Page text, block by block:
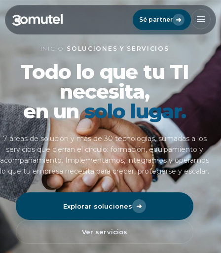
Sé partner ➜
INICIO SOLUCIONES Y SERVICIOS
Todo lo que tu TI
necesita,
en unsolo lugar.
7 áreas de solución y más de 30 tecnologías, sumadas a los
servicios que cierran el círculo: formación, equipamiento y
acompañamiento. Implementamos, integramos y operamos
lo que tu empresa necesita para crecer, protegerse y escalar.
Explorar soluciones ➜
Ver servicios